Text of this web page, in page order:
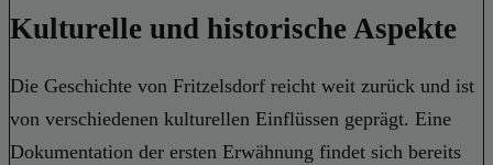
Kulturelle und historische Aspekte
Die Geschichte von Fritzelsdorf reicht weit zurück und ist
von verschiedenen kulturellen Einflüssen geprägt. Eine
Dokumentation der ersten Erwähnung findet sich bereits